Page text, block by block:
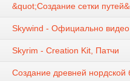
&quot;Создание сетки
Skywind - Официально
Skyrim - Creation Kit, Патчи
Создание древней нордской